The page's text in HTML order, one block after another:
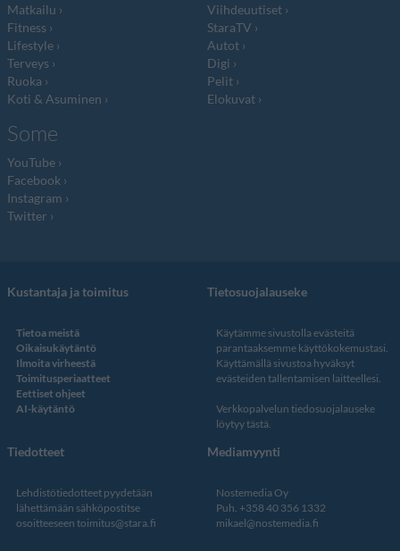
Matkailu
Fitness
Lifestyle
Terveys
Ruoka
Koti & Asuminen
Viihdeuutiset
StaraTV
Autot
Digi
Pelit
Elokuvat
Some
YouTube
Facebook
Instagram
Twitter
Kustantaja ja toimitus
Tietoa meistä
Oikaisukäytäntö
Ilmoita virheestä
Toimitusperiaatteet
Eettiset ohjeet
AI-käytäntö
Tietosuojalauseke
Käytämme sivustolla evästeitä
parantaaksemme käyttökokemustasi.
Käyttämällä sivustoa hyväksyt
evästeiden tallentamisen laitteellesi.
Verkkopalvelun tiedosuojalauseke
löytyy tästä
Tiedotteet
Lehdistötiedotteet pyydetään
lähettämään sähköpostitse
osoitteeseen toimitus@stara.fi
Mediamyynti
Nostemedia Oy
Puh. +358 40 356 1332
mikael@nostemedia.fi